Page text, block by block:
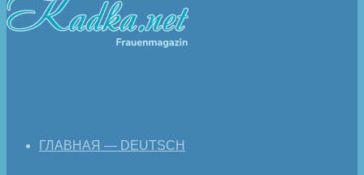
ГЛАВНАЯ — DEUTSCH